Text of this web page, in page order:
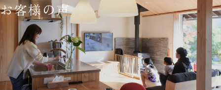
お客様の声